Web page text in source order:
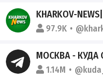
KHARKOV-NEWS|ВОЙНА
97.9K
МОСКВА -
1.14M